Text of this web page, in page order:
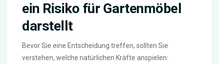
ein Risiko für Gartenmöbel
darstellt
Bevor Sie eine Entscheidung treffen, sollten Sie
verstehen, welche natürlichen Kräfte anspielen: